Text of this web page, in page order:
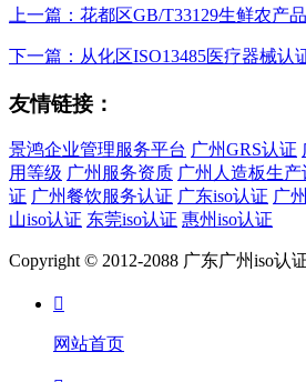
上一篇：花都区GB/T33129生鲜农产
下一篇：从化区ISO13485医疗器械认
友情链接：
景鸿企业管理服务平台 广州GRS认证
用等级 广州服务资质 广州人造板生产
证 广州餐饮服务认证 广东iso认证 广
山iso认证 东莞iso认证 惠州iso认证
Copyright © 2012-2088 广东广州iso认

网站首页